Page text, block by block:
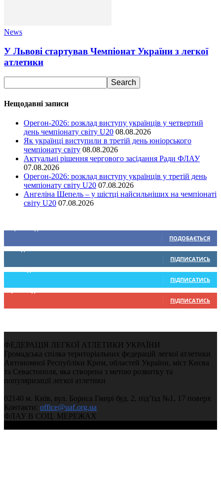
News
У Львові стартував Чемпіонат України з легкої
атлетики
Нещодавні записи
Орегон-2026: розклад виступу українців у четвертий
день чемпіонату світу U20 08.08.2026
Як українці виступили в третій день юніорського
чемпіонату світу 08.08.2026
Актуальні рішення чергового засідання Ради ФЛАУ
07.08.2026
Орегон-2026: розклад виступу українців у третій день
чемпіонату світу U20 07.08.2026
Ангеліна Шепель – у шістці найсильніших на чемпіонаті
світу U20 07.08.2026
ПОДОБАЄТЬСЯ
0 Підписників
ПІДПИСАТИСЬ
234 Підписників
ПІДПИСАТИСЬ
9,370 Підписників
ПІДПИСАТИСЬ
ФЕДЕРАЦІЯ ЛЕГКОЇ АТЛЕТИКИ УКРАЇНИ
Громадська спілка територіальних федерацій легкої атлетики
Автономної Республіки Крим, областей України, міст Києва
та Севастополя, яка створена з метою розвитку та
популяризації легкої атлетики
02140 м. Київ, вул. Бориса Гмирі буд. 2, під’їзд №1, 17 поверх
Контакти: office@uaf.org.ua
ФЛАУ В СОЦ. МЕРЕЖАХ